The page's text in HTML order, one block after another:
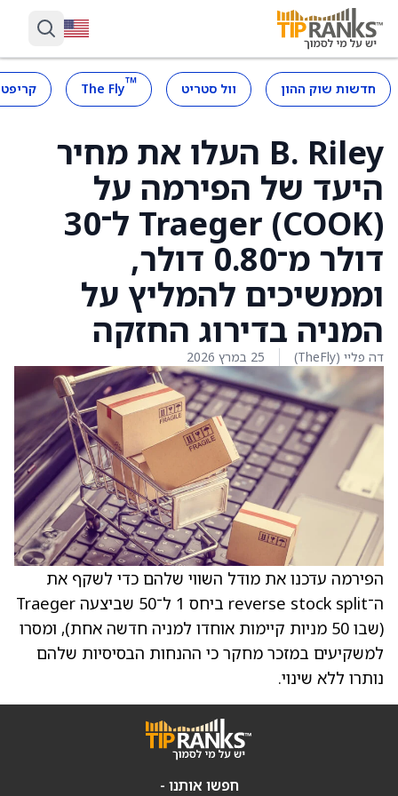
חדשות שוק ההון וול סטריט ™
The Fly
B. Riley העלו את מחיר
היעד של הפירמה על
Traeger (COOK) ל־30
דולר מ־0.80 דולר,
וממשיכים להמליץ על
המניה בדירוג החזקה
דה פליי (TheFly) 25 במרץ 2026
הפירמה עדכנו את מודל השווי שלהם כדי לשקף את
ה־reverse stock split ביחס 1 ל־50 שביצעה Traeger
(שבו 50 מניות קיימות אוחדו למניה חדשה אחת), ומסרו
למשקיעים במזכר מחקר כי ההנחות הבסיסיות שלהם
נותרו ללא שינוי.
חפשו אותנו -